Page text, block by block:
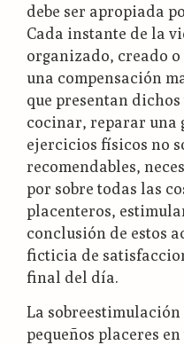
debe ser apropiada
Cada instante de la
organizado, creado
una compensación
que presentan
cocinar, reparar una
ejercicios físicos no
recomendables,
por sobre todas las
placenteros,
conclusión de estos
ficticia de
final del día.
La sobreestimulación
pequeños placeres